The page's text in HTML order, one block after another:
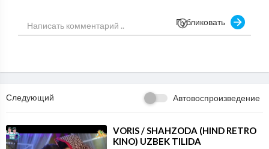
Публиковать
Следующий Автовоспроизведение
⁣VORIS / SHAHZODA (HIND RETRO
KINO) UZBEK TILIDA